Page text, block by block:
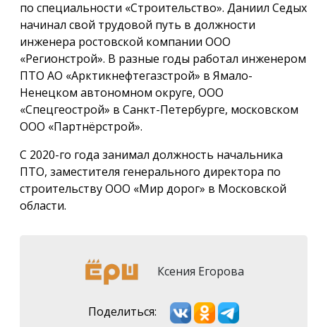
по специальности «Строительство». Даниил Седых
начинал свой трудовой путь в должности
инженера ростовской компании ООО
«Регионстрой». В разные годы работал инженером
ПТО АО «Арктикнефтегазстрой» в Ямало-
Ненецком автономном округе, ООО
«Спецгеострой» в Санкт-Петербурге, московском
ООО «Партнёрстрой».
С 2020-го года занимал должность начальника
ПТО, заместителя генерального директора по
строительству ООО «Мир дорог» в Московской
области.
Ксения Егорова
Поделиться: